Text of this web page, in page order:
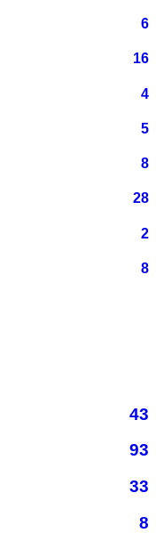
6
16
4
5
8
28
2
8
43
93
33
8